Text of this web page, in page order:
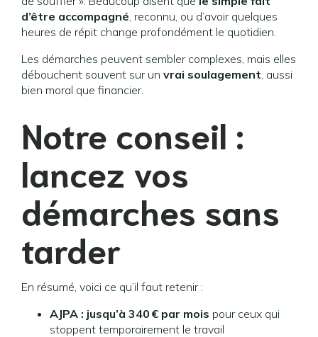
d’être accompagné, reconnu, ou d’avoir quelques
heures de répit change profondément le quotidien.
Les démarches peuvent sembler complexes, mais elles
débouchent souvent sur un vrai soulagement, aussi
bien moral que financier.
Notre conseil :
lancez vos
démarches sans
tarder
En résumé, voici ce qu’il faut retenir :
AJPA : jusqu’à 340 € par mois pour ceux qui
stoppent temporairement le travail